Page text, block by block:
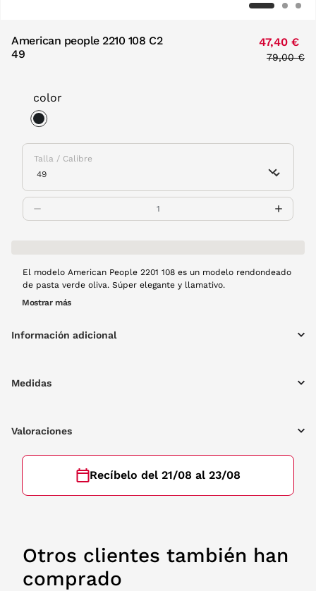
American people 2210 108 C2
49
47,40 €
Price
79,00 €
color
Talla / Calibre
El modelo American People 2201 108 es un modelo rendondeado
de pasta verde oliva. Súper elegante y llamativo.
Mostrar más
Información adicional
Medidas
Valoraciones
Recíbelo del 21/08 al 23/08
Otros clientes también han
comprado